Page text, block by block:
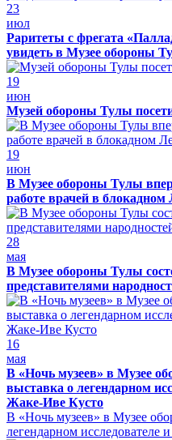
23
июл
Раритеты с фрегата
увидеть в Музее обороны
19
июн
Музей обороны Тулы
19
июн
В Музее обороны Тулы
работе врачей в блокадном
28
мая
В Музее обороны Тулы
представителями
16
мая
В «Ночь музеев» в Музее
выставка о легендарном
Жаке-Иве Кусто
В «Ночь музеев» в Музее
легендарном исследователе